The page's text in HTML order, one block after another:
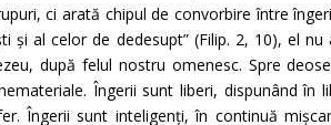
ci arată chipul de convorbire între
și al celor de dedesupt” (Filip. 2, 10), el
după felul nostru omenesc. Spre
Îngerii sunt liberi, dispunând în
Îngerii sunt inteligenți, în continuă